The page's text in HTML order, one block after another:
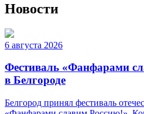
Новости
6 августа 2026
Фестиваль «Фанфарами
в Белгороде
Белгород принял фестиваль